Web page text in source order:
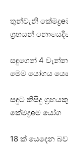
තුන්වැනි
ග්‍රහයන්
සඳුගෙන් 4
මෙම යෝගය
සඳුට කිසිදු
කේමද්‍රeම යෝග
18 ක්‌ යෙදෙන